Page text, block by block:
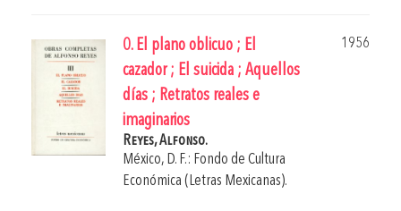
0. El plano oblicuo ; El
cazador ; El suicida ; Aquellos
días ; Retratos reales e
imaginarios
1956
Reyes, Alfonso.
México, D. F.: Fondo de Cultura
Económica (Letras Mexicanas).